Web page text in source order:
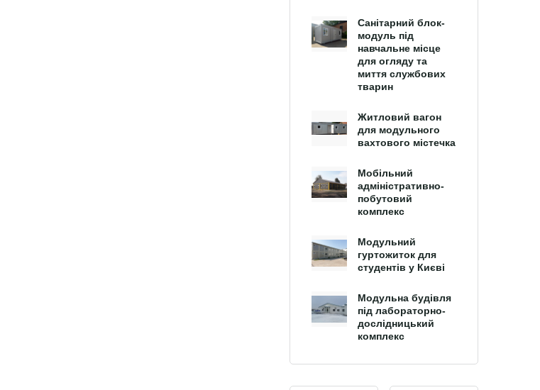
Санітарний блок-
модуль під
навчальне місце
для огляду та
миття службових
тварин
Житловий вагон
для модульного
вахтового містечка
Мобільний
адміністративно-
побутовий
комплекс
Модульний
гуртожиток для
студентів у Києві
Модульна будівля
під лабораторно-
дослідницький
комплекс